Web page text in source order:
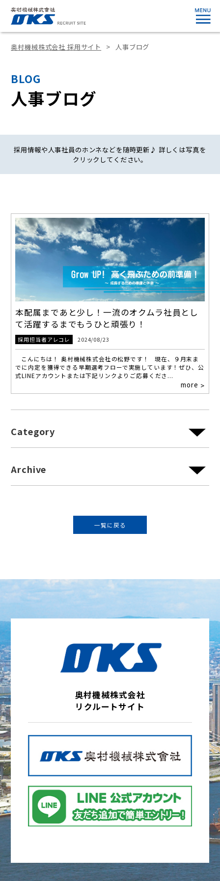
奥村機械株式会社 採用サイト 人事ブログ
BLOG
人事ブログ
採用情報や人事社員のホンネなどを随時更新♪ 詳しくは写真を
クリックしてください。
本配属まであと少し！一流のオクムラ社員とし
て活躍するまでもうひと頑張り！
採用担当者アレコレ 2024/08/23
こんにちは！ 奥村機械株式会社の松野です！ 現在、９月末ま
でに内定を獲得できる早期選考フローで実施しています！ぜひ、公
式LINEアカウントまたは下記リンクよりご応募くださ...
more >
Category
Archive
一覧に戻る
奥村機械株式会社
リクルートサイト